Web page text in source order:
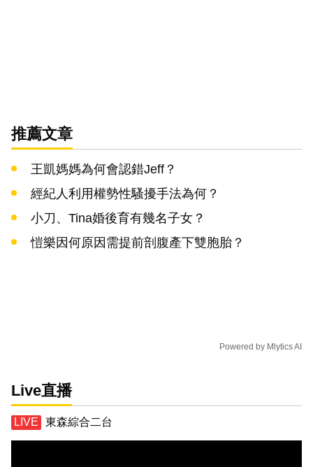
推薦文章
王凱媽媽為何會認錯Jeff？
經紀人利用權勢性騷擾手法為何？
小刀、Tina婚後育有幾名子女？
愷樂因何原因需提前剖腹產下雙胞胎？
Powered by Mlytics AI
Live直播
東森綜合二台